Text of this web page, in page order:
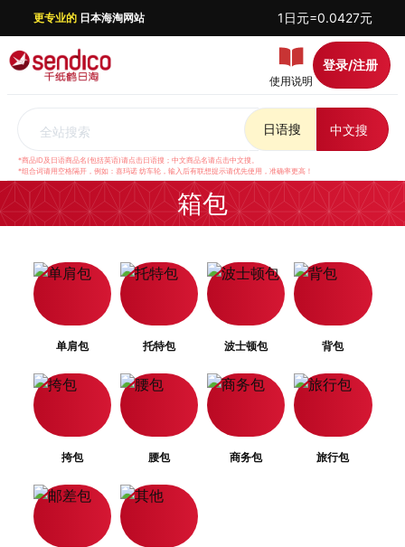
更专业的日本海淘网站 1日元=0.0427元
使用说明
登录/注册
全站搜索 日语搜 中文搜
*商品ID及日语商品名(包括英语)请点击日语搜；中文商品名请点击中文搜。
*组合词请用空格隔开，例如：喜玛诺 纺车轮，输入后有联想提示请优先使用，准确率更高！
箱包
单肩包 托特包 波士顿包 背包
挎包 腰包 商务包 旅行包